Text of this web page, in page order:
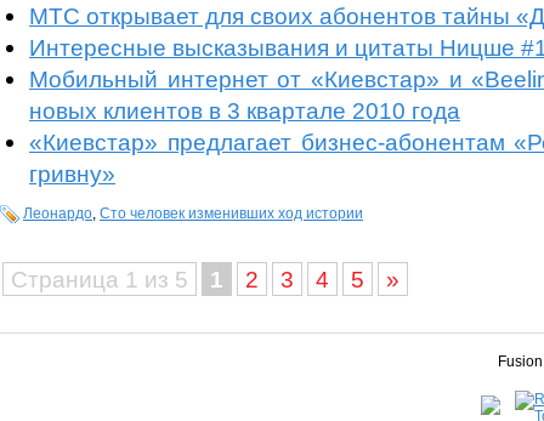
МТС открывает для своих абонентов тайны
Интересные высказывания и цитаты Ницше
Мобильный интернет от «Киевстар» и
новых клиентов в 3 квартале 2010 года
«Киевстар» предлагает бизнес-абонентам
гривну»
Леонардо, Сто человек изменивших ход истории
Страница 1 из 5 1 2 3 4 5 »